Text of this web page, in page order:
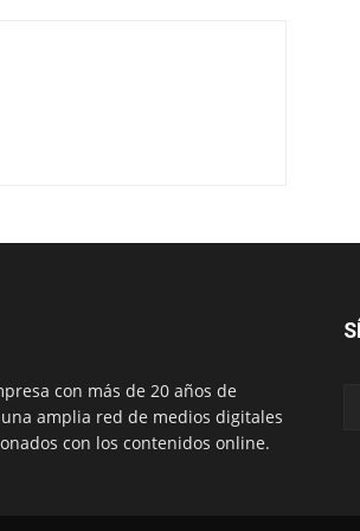
con más de 20 años de
amplia red de medios digitales
con los contenidos online.